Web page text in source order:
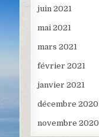
juin 2021
mai 2021
mars 2021
février 2021
janvier 2021
décembre 2020
novembre 2020